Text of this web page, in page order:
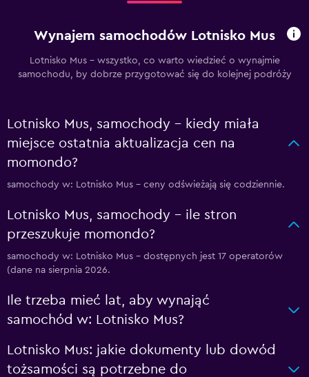
Wynajem samochodów Lotnisko Mus
Lotnisko Mus – wszystko, co warto wiedzieć o wynajmie
samochodu, by dobrze przygotować się do kolejnej podróży
Lotnisko Mus, samochody – kiedy miała
miejsce ostatnia aktualizacja cen na
momondo?
samochody w: Lotnisko Mus – ceny odświeżają się codziennie.
Lotnisko Mus, samochody – ile stron
przeszukuje momondo?
samochody w: Lotnisko Mus – dostępnych jest 17 operatorów
(dane na sierpnia 2026.
Ile trzeba mieć lat, aby wynająć
samochód w: Lotnisko Mus?
Lotnisko Mus: jakie dokumenty lub dowód
tożsamości są potrzebne do